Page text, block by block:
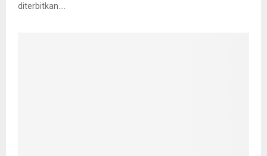
diterbitkan....